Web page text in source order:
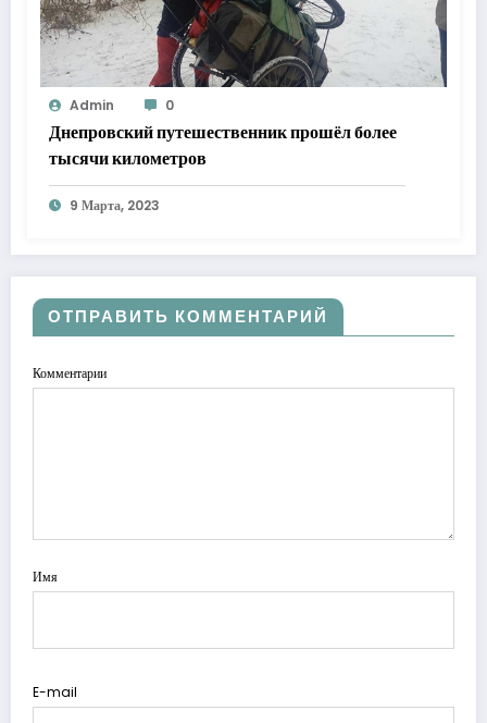
Admin 0
Днепровский путешественник прошёл более
тысячи километров
9 Марта, 2023
ОТПРАВИТЬ КОММЕНТАРИЙ
Комментарии
Имя
E-mail